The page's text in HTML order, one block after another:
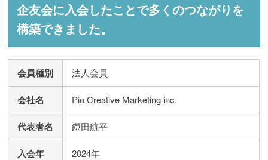
企友会に入会したことで多くのつながりを
構築できました。
会員種別 法人会員
会社名 Pio Creative Marketing inc.
代表者名 鎌田航平
入会年 2024年